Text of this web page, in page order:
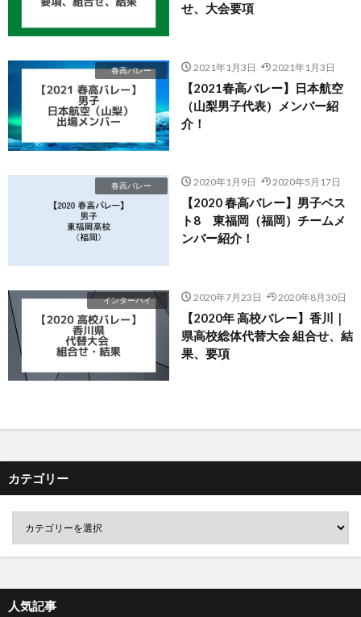
せ、大会要項
春高バレー 2021年1月3日 2021年1月3日
【2021春高バレー】日本航空
（山梨男子代表）メンバー紹
介！
春高バレー 2020年1月9日 2020年5月17日
【2020 春高バレー】男子ベス
ト8 東福岡（福岡）チームメ
ンバー紹介！
インターハイ 2020年7月23日 2020年8月30日
【2020年 高校バレー】香川｜
県高校総体代替大会 組合せ、結
果、要項
カテゴリー
人気記事